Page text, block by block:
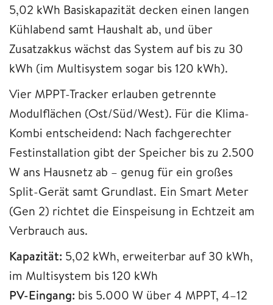
5,02 kWh Basiskapazität decken einen langen
Kühlabend samt Haushalt ab, und über
Zusatzakkus wächst das System auf bis zu 30
kWh (im Multisystem sogar bis 120 kWh).
Vier MPPT-Tracker erlauben getrennte
Modulflächen (Ost/Süd/West). Für die Klima-
Kombi entscheidend: Nach fachgerechter
Festinstallation gibt der Speicher bis zu 2.500
W ans Hausnetz ab – genug für ein großes
Split-Gerät samt Grundlast. Ein Smart Meter
(Gen 2) richtet die Einspeisung in Echtzeit am
Verbrauch aus.
Kapazität: 5,02 kWh, erweiterbar auf 30 kWh,
im Multisystem bis 120 kWh
PV-Eingang: bis 5.000 W über 4 MPPT, 4–12